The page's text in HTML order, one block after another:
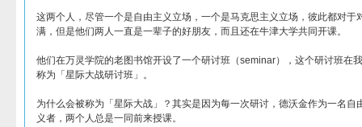
这两个人，尽管一个是自由主义立场，一个是马克思主义立场，彼此都对于
满，但是他们两人一直是一辈子的好朋友，而且还在牛津大学共同开课。
他们在万灵学院的老图书馆开设了一个研讨班（seminar），这个研讨班在
称为「星际大战研讨班」。
为什么会被称为「星际大战」？其实是因为每一次研讨，德沃金作为一名自
义者，两个人总是一同前来授课。